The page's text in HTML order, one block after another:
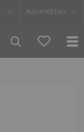
Aanmelden